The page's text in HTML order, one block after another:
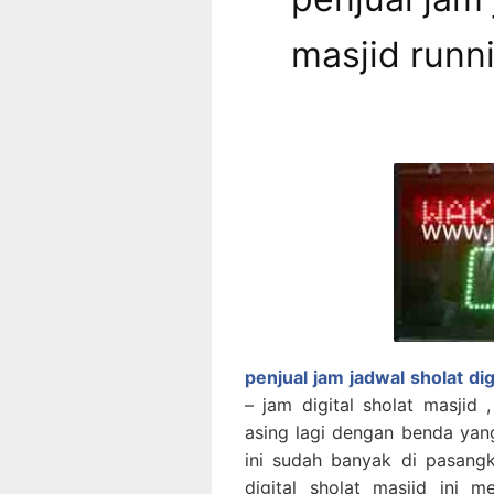
masjid
penjual jam jadwal sholat
– jam digital sholat masjid
asing lagi dengan benda
ini sudah banyak di
digital sholat masjid ini